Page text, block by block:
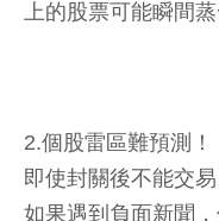
上的股票可能瞬間
2.個股雷區難預測！
即使封關後不能交
如果遇到負面新聞